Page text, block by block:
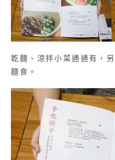
乾麵、涼拌小菜通通有，
麵食。